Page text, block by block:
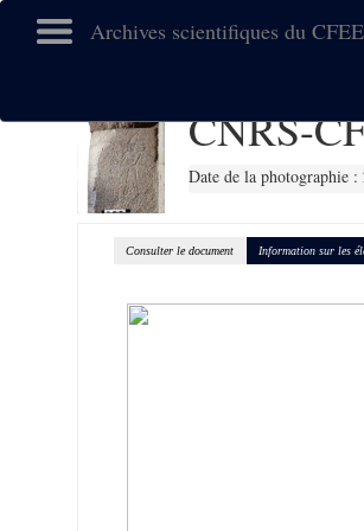
Archives scientifiques du
CNRS-
Date de la photographie :
Consulter le document Information sur les